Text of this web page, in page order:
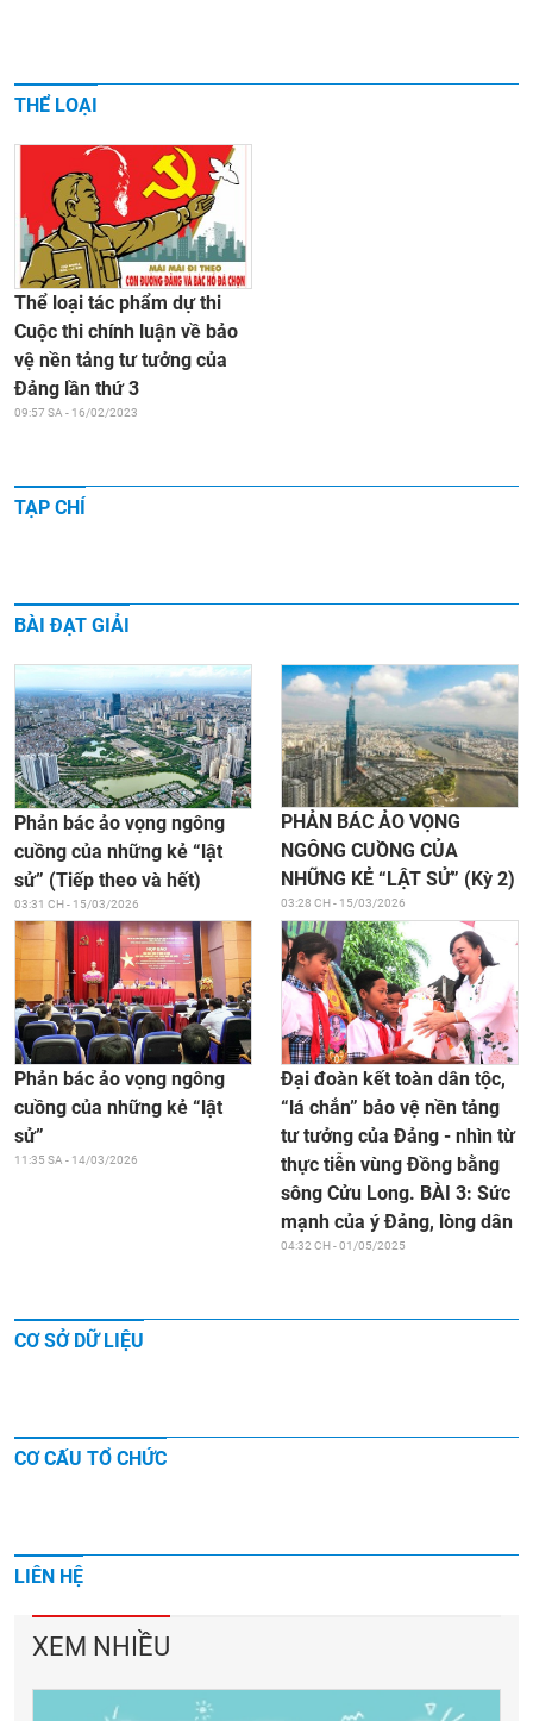
THỂ LOẠI
Thể loại tác phẩm dự thi
Cuộc thi chính luận về bảo
vệ nền tảng tư tưởng của
Đảng lần thứ 3
09:57 SA - 16/02/2023
TẠP CHÍ
BÀI ĐẠT GIẢI
Phản bác ảo vọng ngông
cuồng của những kẻ “lật
sử” (Tiếp theo và hết)
03:31 CH - 15/03/2026
PHẢN BÁC ẢO VỌNG
NGÔNG CUỒNG CỦA
NHỮNG KẺ “LẬT SỬ” (Kỳ 2)
03:28 CH - 15/03/2026
Phản bác ảo vọng ngông
cuồng của những kẻ “lật
sử”
11:35 SA - 14/03/2026
Đại đoàn kết toàn dân tộc,
“lá chắn” bảo vệ nền tảng
tư tưởng của Đảng - nhìn từ
thực tiễn vùng Đồng bằng
sông Cửu Long. BÀI 3: Sức
mạnh của ý Đảng, lòng dân
04:32 CH - 01/05/2025
CƠ SỞ DỮ LIỆU
CƠ CẤU TỔ CHỨC
LIÊN HỆ
XEM NHIỀU